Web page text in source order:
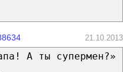
21.10.2013
А ты супермен?»